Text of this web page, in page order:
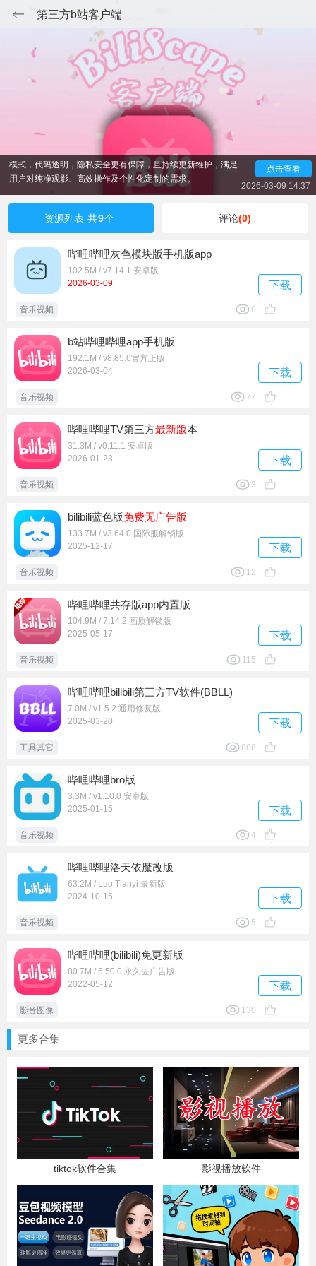
第三方b站客户端
第三方B站客户端为B站用户提供了多样化选择，它们通常
基于官方API开发，功能全面且无内置广告，界面设计更简洁，
操作流畅，能显著提升观影体验。这些客户端支持多平台使
用，保留了弹幕、评论、动态等核心功能，并增加了个性化推
荐、智能搜索、视频下载等实用功能。部分客户端还采用开源
模式，代码透明，隐私安全更有保障，且持续更新维护，满足
用户对纯净观影、高效操作及个性化定制的需求。
点击查看
2026-03-09 14:37
资源列表 共9个 评论(0)
哔哩哔哩灰色模块版手机版app
102.5M / v7.14.1 安卓版
2026-03-09
下载
音乐视频 0
b站哔哩哔哩app手机版
192.1M / v8.85.0官方正版
2026-03-04
下载
音乐视频 77
哔哩哔哩TV第三方最新版本
31.3M / v0.11.1 安卓版
2026-01-23
下载
音乐视频 3
bilibili蓝色版免费无广告版
133.7M / v3.64.0 国际服解锁版
2025-12-17
下载
音乐视频 12
哔哩哔哩共存版app内置版
104.9M / 7.14.2 画质解锁版
2025-05-17
下载
音乐视频 115
哔哩哔哩bilibili第三方TV软件(BBLL)
7.0M / v1.5.2 通用修复版
2025-03-20
下载
工具其它 888
哔哩哔哩bro版
3.3M / v1.10.0 安卓版
2025-01-15
下载
音乐视频 4
哔哩哔哩洛天依魔改版
63.2M / Luo Tianyi 最新版
2024-10-15
下载
音乐视频 5
哔哩哔哩(bilibili)免更新版
80.7M / 6.50.0 永久去广告版
2022-05-12
下载
影音图像 130
更多合集
tiktok软件合集 影视播放软件